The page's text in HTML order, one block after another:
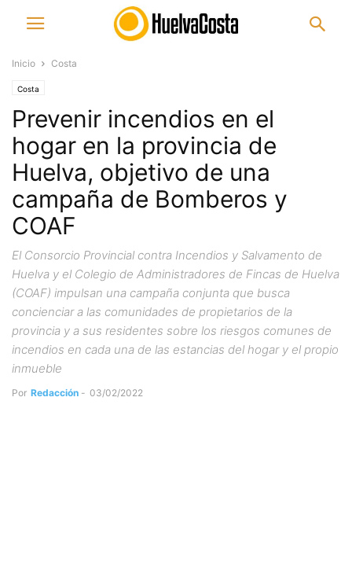
Inicio Costa
Costa
Prevenir incendios en el
hogar en la provincia de
Huelva, objetivo de una
campaña de Bomberos y
COAF
El Consorcio Provincial contra Incendios y Salvamento de
Huelva y el Colegio de Administradores de Fincas de Huelva
(COAF) impulsan una campaña conjunta que busca
concienciar a las comunidades de propietarios de la
provincia y a sus residentes sobre los riesgos comunes de
incendios en cada una de las estancias del hogar y el propio
inmueble
Por Redacción - 03/02/2022